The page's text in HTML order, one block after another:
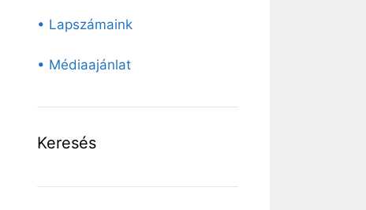
• Lapszámaink
• Médiaajánlat
Keresés